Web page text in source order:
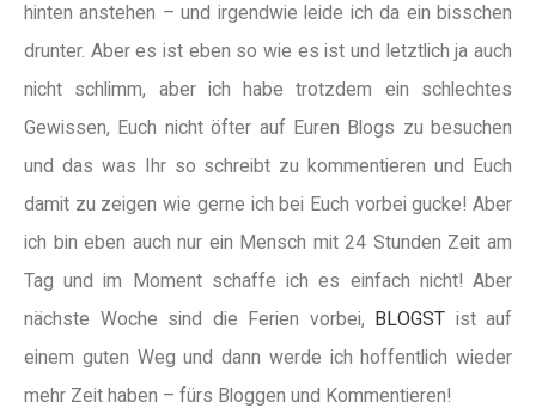
hinten anstehen – und irgendwie leide ich da ein bisschen
drunter. Aber es ist eben so wie es ist und letztlich ja auch
nicht schlimm, aber ich habe trotzdem ein schlechtes
Gewissen, Euch nicht öfter auf Euren Blogs zu besuchen
und das was Ihr so schreibt zu kommentieren und Euch
damit zu zeigen wie gerne ich bei Euch vorbei gucke! Aber
ich bin eben auch nur ein Mensch mit 24 Stunden Zeit am
Tag und im Moment schaffe ich es einfach nicht! Aber
nächste Woche sind die Ferien vorbei, BLOGST ist auf
einem guten Weg und dann werde ich hoffentlich wieder
mehr Zeit haben – fürs Bloggen und Kommentieren!